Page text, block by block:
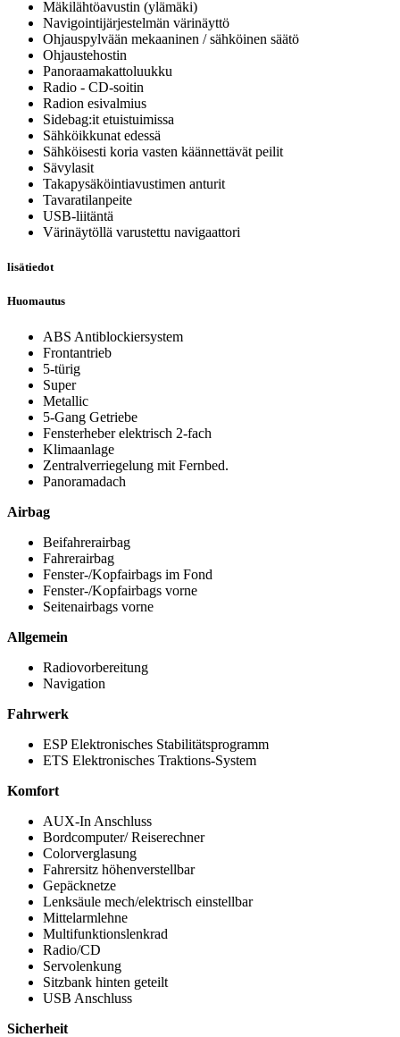
Mäkilähtöavustin (ylämäki)
Navigointijärjestelmän värinäyttö
Ohjauspylvään mekaaninen / sähköinen säätö
Ohjaustehostin
Panoraamakattoluukku
Radio - CD-soitin
Radion esivalmius
Sidebag:it etuistuimissa
Sähköikkunat edessä
Sähköisesti koria vasten käännettävät peilit
Sävylasit
Takapysäköintiavustimen anturit
Tavaratilanpeite
USB-liitäntä
Värinäytöllä varustettu navigaattori
lisätiedot
Huomautus
ABS Antiblockiersystem
Frontantrieb
5-türig
Super
Metallic
5-Gang Getriebe
Fensterheber elektrisch 2-fach
Klimaanlage
Zentralverriegelung mit Fernbed.
Panoramadach
Airbag
Beifahrerairbag
Fahrerairbag
Fenster-/Kopfairbags im Fond
Fenster-/Kopfairbags vorne
Seitenairbags vorne
Allgemein
Radiovorbereitung
Navigation
Fahrwerk
ESP Elektronisches Stabilitätsprogramm
ETS Elektronisches Traktions-System
Komfort
AUX-In Anschluss
Bordcomputer/ Reiserechner
Colorverglasung
Fahrersitz höhenverstellbar
Gepäcknetze
Lenksäule mech/elektrisch einstellbar
Mittelarmlehne
Multifunktionslenkrad
Radio/CD
Servolenkung
Sitzbank hinten geteilt
USB Anschluss
Sicherheit